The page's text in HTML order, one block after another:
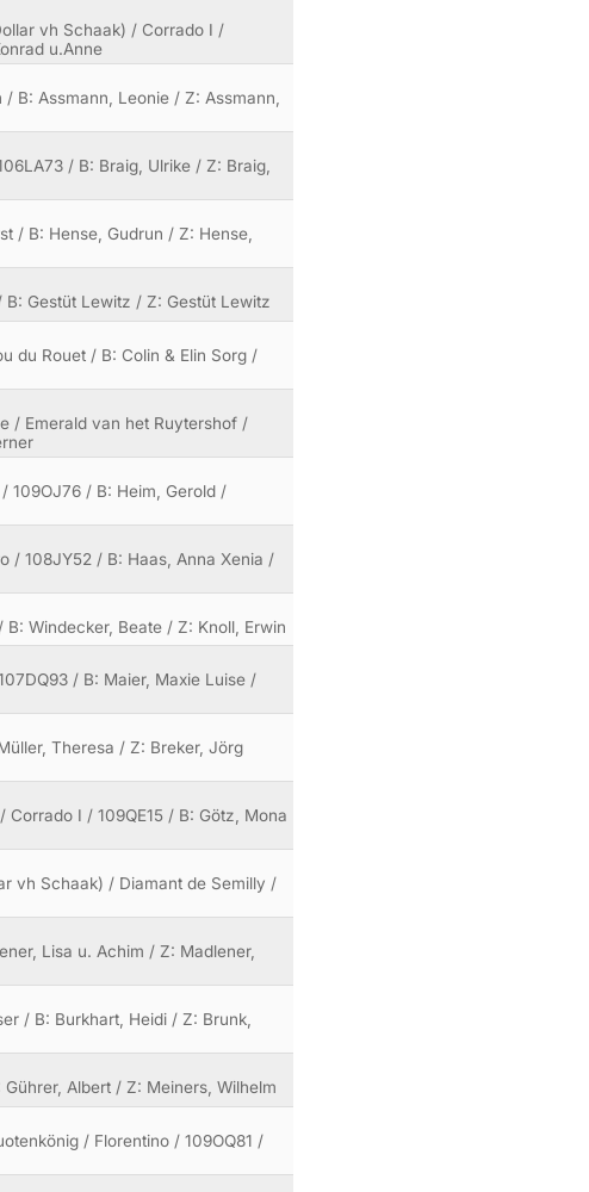
vh Schaak) / Corrado I /
u.Anne
B: Assmann, Leonie / Z: Assmann,
/ B: Braig, Ulrike / Z: Braig,
/ B: Hense, Gudrun / Z: Hense,
Gestüt Lewitz / Z: Gestüt Lewitz
du Rouet / B: Colin & Elin Sorg /
/ Emerald van het Ruytershof /
109OJ76 / B: Heim, Gerold /
/ 108JY52 / B: Haas, Anna Xenia /
Windecker, Beate / Z: Knoll, Erwin
/ B: Maier, Maxie Luise /
Theresa / Z: Breker, Jörg
I / 109QE15 / B: Götz, Mona
vh Schaak) / Diamant de Semilly /
Lisa u. Achim / Z: Madlener,
/ B: Burkhart, Heidi / Z: Brunk,
Albert / Z: Meiners, Wilhelm
/ Florentino / 109OQ81 /